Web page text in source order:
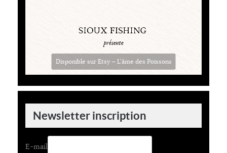
Disponible sur Etsy — L'âme des Poissons
Newsletter inscription
E-mail